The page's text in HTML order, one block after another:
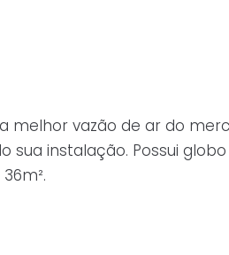
melhor vazão de ar do
instalação. Possui